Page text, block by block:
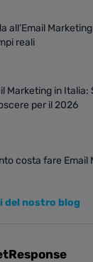
all’Email
reali
Marketing in
per il 2026
costa fare Email
nostro blog